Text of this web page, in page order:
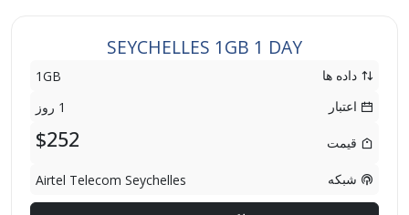
SEYCHELLES 1GB 1 DAY
داده ها
1GB
اعتبار
1 روز
قیمت $252
شبکه Airtel Telecom Seychelles